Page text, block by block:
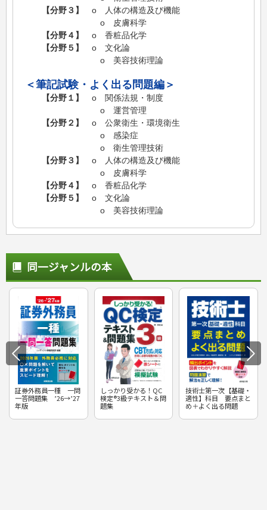
【分野３】
o 人体の構造及び機能
o 皮膚科学
【分野４】 o 香粧品化学
【分野５】
o 文化論
o 美容技術理論
＜筆記試験・よく出る問題編＞
【分野１】
o 関係法規・制度
o 運営管理
【分野２】
o 公衆衛生・環境衛生
o 感染症
o 衛生管理技術
【分野３】
o 人体の構造及び機能
o 皮膚科学
【分野４】
o 香粧品化学
【分野５】
o 文化論
o 美容技術理論
同一ジャンルの本
証券外務員一種 一問
一答問題集 ’26→’27
年版
しっかり受かる！QC
検定®3級テキスト＆問
題集
技術士第一次【基礎・
適性】科目 要点まと
め＋よく出る問題